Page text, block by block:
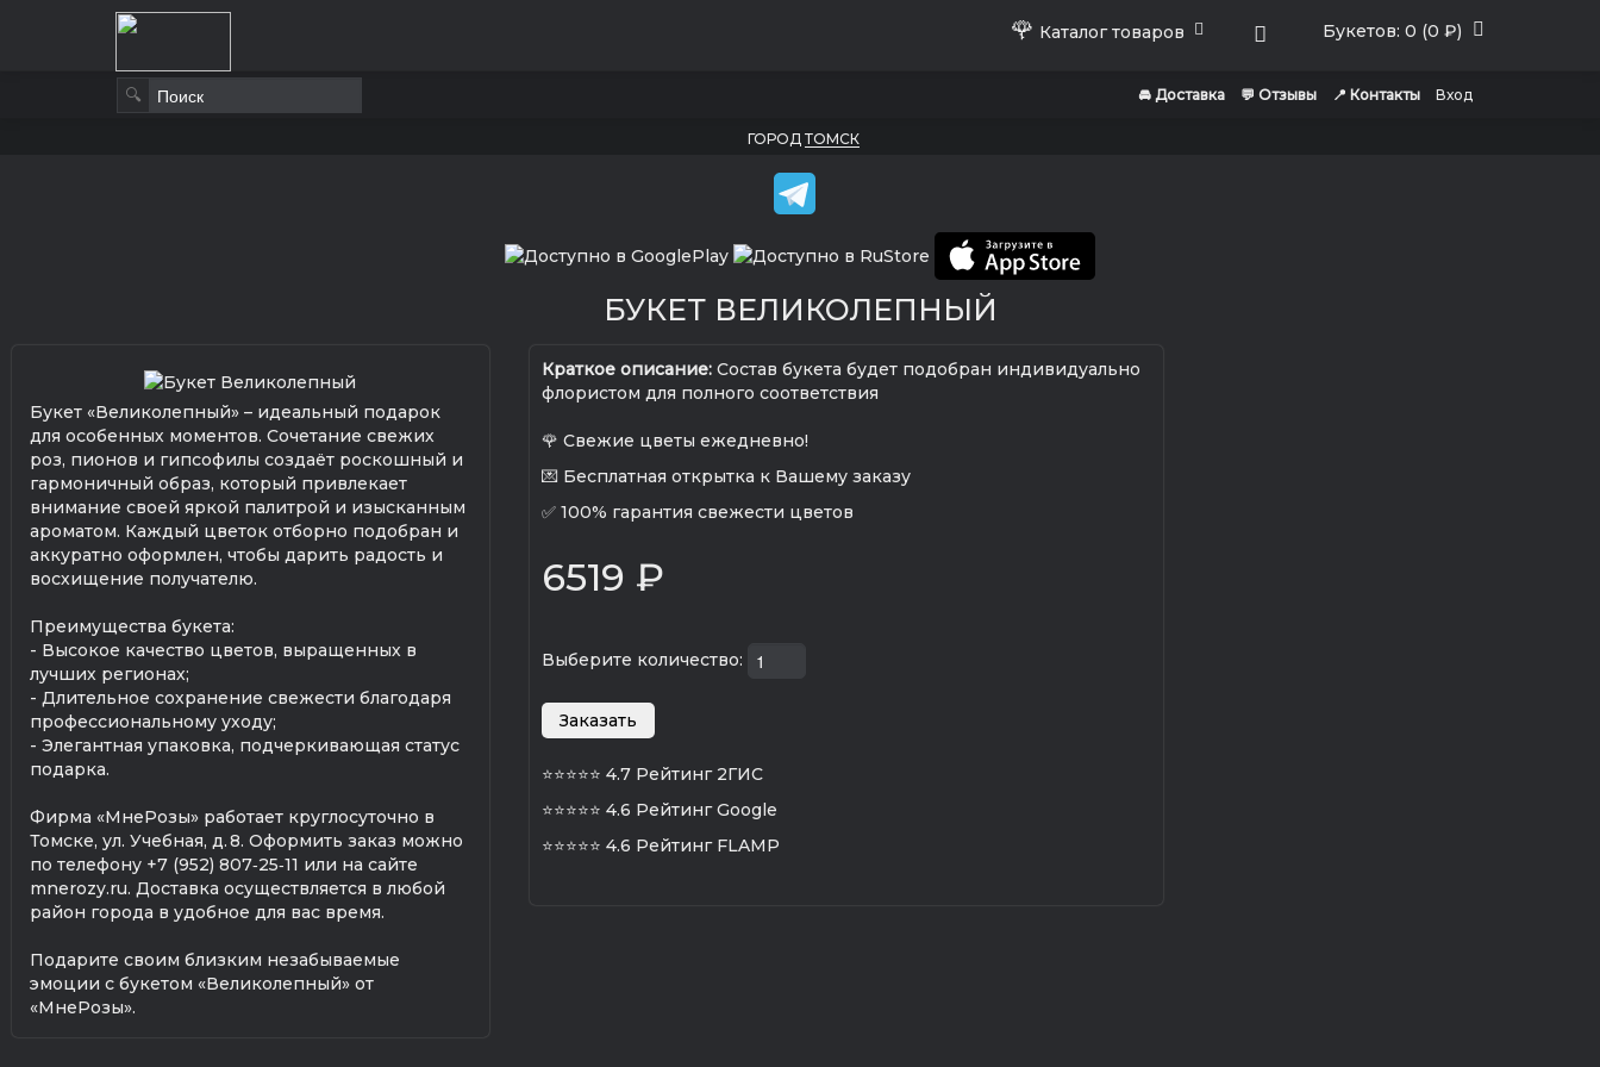
Букетов: 0 (0 ₽)
🌹 Каталог товаров
🚘 Доставка 💬 Отзывы 📍 Контакты Вход
🔍
ГОРОД ТОМСК
БУКЕТ ВЕЛИКОЛЕПНЫЙ
Букет «Великолепный» – идеальный подарок
для особенных моментов. Сочетание свежих
роз, пионов и гипсофилы создаёт роскошный и
гармоничный образ, который привлекает
внимание своей яркой палитрой и изысканным
ароматом. Каждый цветок отборно подобран и
аккуратно оформлен, чтобы дарить радость и
восхищение получателю.
Преимущества букета:
- Высокое качество цветов, выращенных в
лучших регионах;
- Длительное сохранение свежести благодаря
профессиональному уходу;
- Элегантная упаковка, подчеркивающая статус
подарка.
Фирма «МнеРозы» работает круглосуточно в
Томске, ул. Учебная, д. 8. Оформить заказ можно
по телефону +7 (952) 807‑25‑11 или на сайте
mnerozy.ru. Доставка осуществляется в любой
район города в удобное для вас время.
Подарите своим близким незабываемые
эмоции с букетом «Великолепный» от
«МнеРозы».
Краткое описание:Состав букета будет подобран индивидуально
флористом для полного соответствия
🌹 Свежие цветы ежедневно!
💌 Бесплатная открытка к Вашему заказу
✅ 100% гарантия свежести цветов
6519 ₽
Выберите количество:
⭐⭐⭐⭐⭐ 4.7 Рейтинг 2ГИС
⭐⭐⭐⭐⭐ 4.6 Рейтинг Google
⭐⭐⭐⭐⭐ 4.6 Рейтинг FLAMP